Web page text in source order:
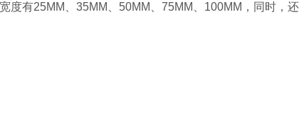
度有25MM、35MM、50MM、75MM、100MM，同时